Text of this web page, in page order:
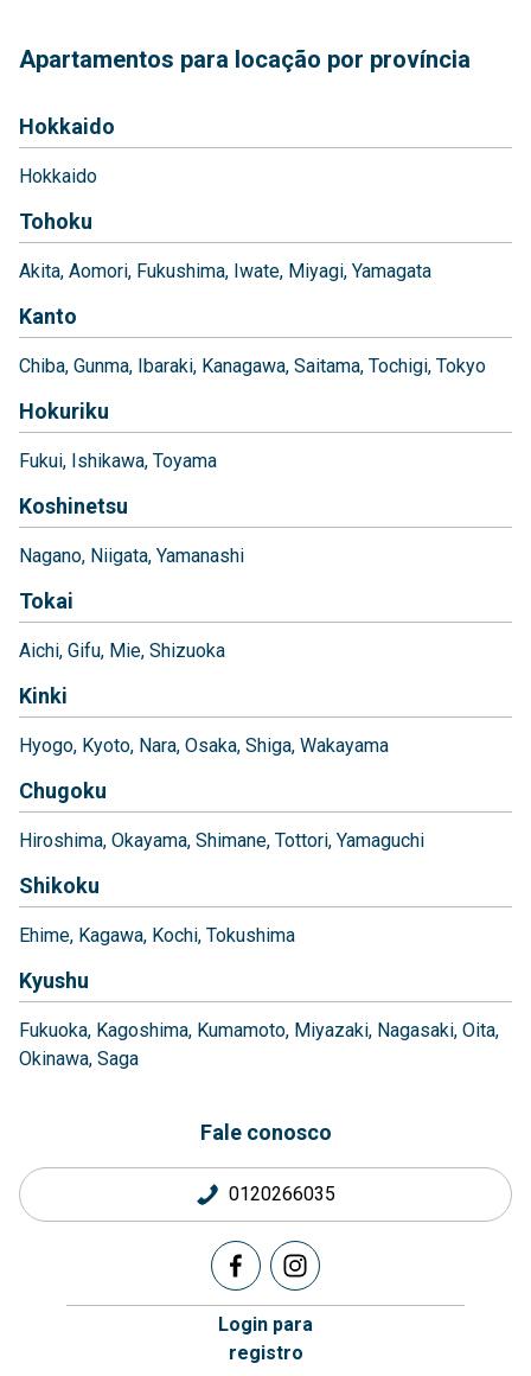
Apartamentos para locação por província
Hokkaido
Hokkaido
Tohoku
Akita Aomori Fukushima Iwate Miyagi Yamagata
Kanto
Chiba Gunma Ibaraki Kanagawa Saitama Tochigi Tokyo
Hokuriku
Fukui Ishikawa Toyama
Koshinetsu
Nagano Niigata Yamanashi
Tokai
Aichi Gifu Mie Shizuoka
Kinki
Hyogo Kyoto Nara Osaka Shiga Wakayama
Chugoku
Hiroshima Okayama Shimane Tottori Yamaguchi
Shikoku
Ehime Kagawa Kochi Tokushima
Kyushu
Fukuoka Kagoshima Kumamoto Miyazaki Nagasaki Oita
Okinawa Saga
Fale conosco
0120266035
Login para
registro